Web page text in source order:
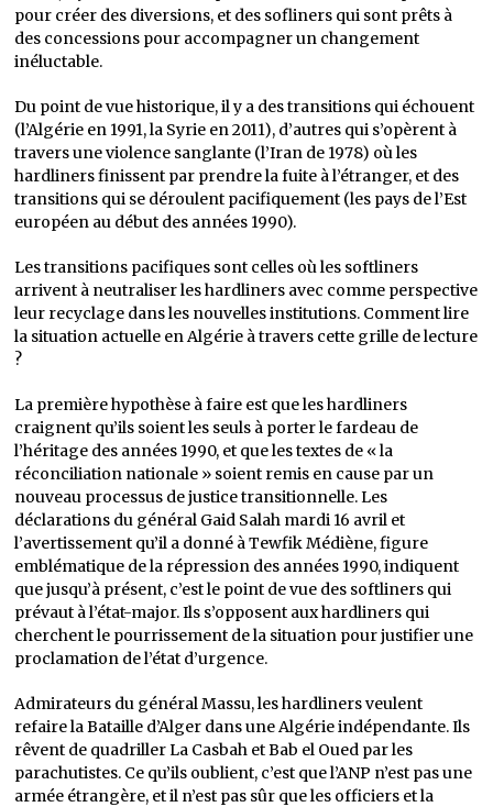
pour créer des diversions, et des sofliners qui sont prêts à
des concessions pour accompagner un changement
inéluctable.
Du point de vue historique, il y a des transitions qui échouent
(l’Algérie en 1991, la Syrie en 2011), d’autres qui s’opèrent à
travers une violence sanglante (l’Iran de 1978) où les
hardliners finissent par prendre la fuite à l’étranger, et des
transitions qui se déroulent pacifiquement (les pays de l’Est
européen au début des années 1990).
Les transitions pacifiques sont celles où les softliners
arrivent à neutraliser les hardliners avec comme perspective
leur recyclage dans les nouvelles institutions. Comment lire
la situation actuelle en Algérie à travers cette grille de lecture
?
La première hypothèse à faire est que les hardliners
craignent qu’ils soient les seuls à porter le fardeau de
l’héritage des années 1990, et que les textes de « la
réconciliation nationale » soient remis en cause par un
nouveau processus de justice transitionnelle. Les
déclarations du général Gaid Salah mardi 16 avril et
l’avertissement qu’il a donné à Tewfik Médiène, figure
emblématique de la répression des années 1990, indiquent
que jusqu’à présent, c’est le point de vue des softliners qui
prévaut à l’état-major. Ils s’opposent aux hardliners qui
cherchent le pourrissement de la situation pour justifier une
proclamation de l’état d’urgence.
Admirateurs du général Massu, les hardliners veulent
refaire la Bataille d’Alger dans une Algérie indépendante. Ils
rêvent de quadriller La Casbah et Bab el Oued par les
parachutistes. Ce qu’ils oublient, c’est que l’ANP n’est pas une
armée étrangère, et il n’est pas sûr que les officiers et la